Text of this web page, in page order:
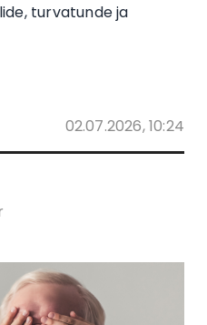
turvatunde ja
02.07.2026, 10:24